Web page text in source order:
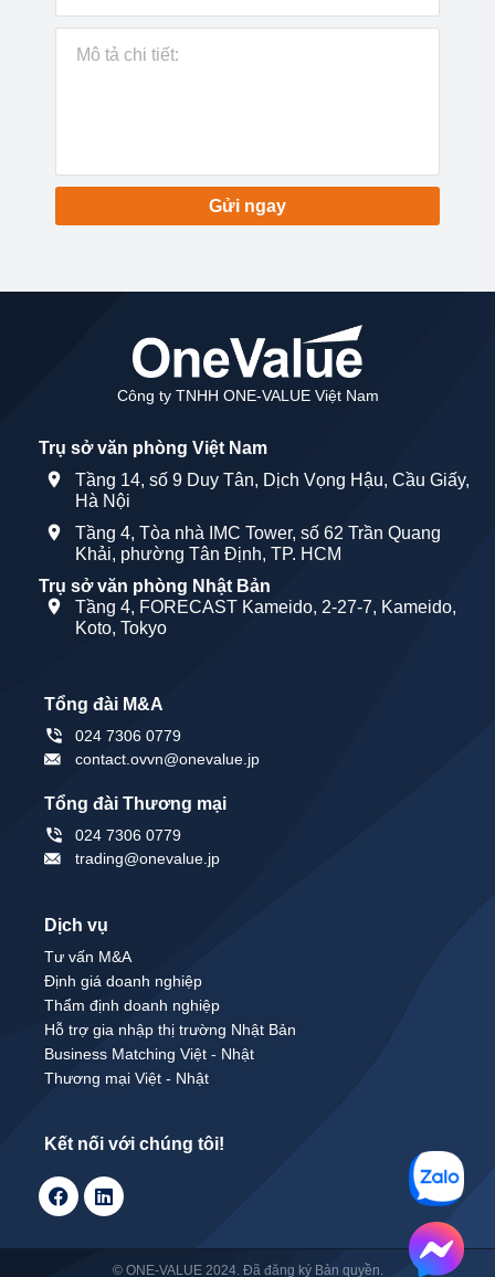
Gửi ngay
Công ty TNHH ONE-VALUE Việt Nam
Trụ sở văn phòng Việt Nam
Tầng 14, số 9 Duy Tân, Dịch Vọng Hậu, Cầu Giấy,
Hà Nội
Tầng 4, Tòa nhà IMC Tower, số 62 Trần Quang
Khải, phường Tân Định, TP. HCM
Trụ sở văn phòng Nhật Bản
Tầng 4, FORECAST Kameido, 2-27-7, Kameido,
Koto, Tokyo
Tổng đài M&A
024 7306 0779
contact.ovvn@onevalue.jp
Tổng đài Thương mại
024 7306 0779
trading@onevalue.jp
Dịch vụ
Tư vấn M&A
Định giá doanh nghiệp
Thẩm định doanh nghiệp
Hỗ trợ gia nhập thị trường Nhật Bản
Business Matching Việt - Nhật
Thương mại Việt - Nhật
Kết nối với chúng tôi!
© ONE-VALUE 2024. Đã đăng ký Bản quyền.